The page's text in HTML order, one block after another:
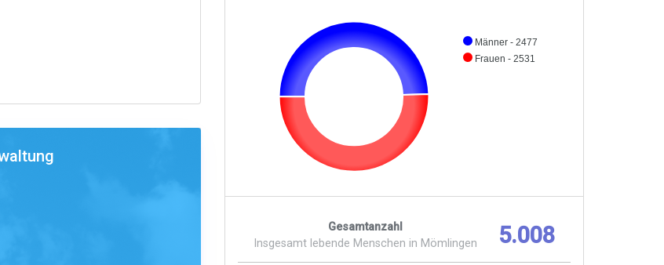
Männer - 2477
Frauen - 2531
Gesamtanzahl
Insgesamt lebende Menschen in Mömlingen
5.008